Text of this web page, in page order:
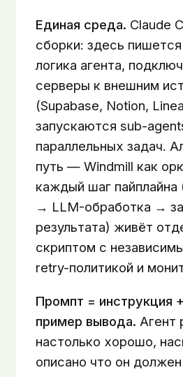
Единая среда. Claude
сборки: здесь
логика агента,
серверы к внешним
(Supabase, Notion,
запускаются sub-
параллельных задач.
путь — Windmill как
каждый шаг
→ LLM-обработка →
результата) живёт
скриптом с
retry-политикой и
Промпт = инструкция
пример вывода. Агент
настолько хорошо,
описано что он